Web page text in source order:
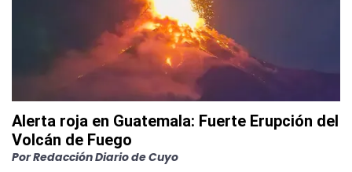
Alerta roja en Guatemala: Fuerte Erupción del
Volcán de Fuego
PorRedacción Diario de Cuyo